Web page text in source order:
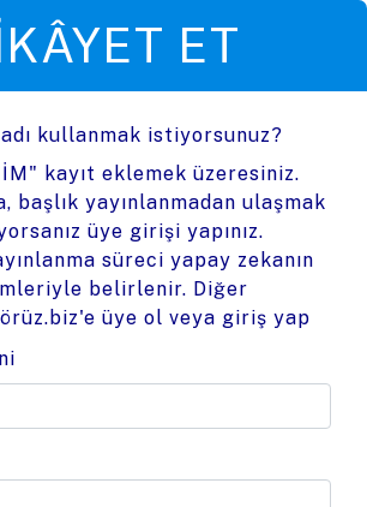
ET
kullanmak istiyorsunuz?
kayıt eklemek üzeresiniz.
başlık yayınlanmadan ulaşmak
üye girişi yapınız.
süreci yapay zekanın
belirlenir. Diğer
üye ol veya giriş yap